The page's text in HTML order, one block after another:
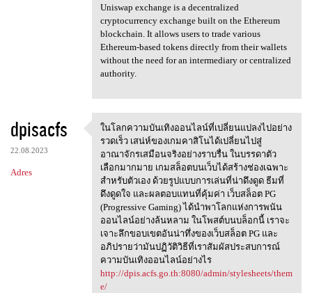
Uniswap exchange is a decentralized
cryptocurrency exchange built on the Ethereum
blockchain. It allows users to trade various
Ethereum-based tokens directly from their wallets
without the need for an intermediary or centralized
authority.
dpisacfs
22.08.2023
Adres
ในโลกความบันเทิงออนไลน์ที่เปล
ในโลกความบันเทิงออนไลน์ที่เปลี่ยนแปลงไปอย่าง
รวดเร็ว เสน่ห์ของเกมคาสิโนได้เปลี่ยนไปสู่
อาณาจักรเสมือนจริงอย่างราบรื่น ในบรรดาตัว
เลือกมากมาย เกมสล็อตบนเว็บได้สร้างช่องเฉพาะ
สำหรับตัวเอง ด้วยรูปแบบการเล่นที่น่าดึงดูด ธีมที่
ดึงดูดใจ และผลตอบแทนที่คุ้มค่า เว็บสล็อต PG
(Progressive Gaming) ได้นำพาโลกแห่งการพนัน
ออนไลน์อย่างล้นหลาม ในโพสต์บนบล็อกนี้ เราจะ
เจาะลึกขอบเขตอันน่าทึ่งของเว็บสล็อต PG และ
อภิปรายว่ามันปฏิวัติวิธีที่เราสัมผัสประสบการณ์
ความบันเทิงออนไลน์อย่างไร
http://dpis.acfs.go.th:8080/admin/stylesheets/them
e/